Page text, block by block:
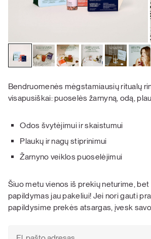
Bendruomenės mėgstamiausių ritualų
visapusiškai: puoselės žarnyną, odą,
Odos švytėjimui ir skaistumui
Plaukų ir nagų stiprinimui
Žarnyno veiklos puoselėjimui
Šiuo metu vienos iš prekių neturime,
papildymas jau pakeliui! Jei nori gauti
papildysime prekės atsargas, įvesk